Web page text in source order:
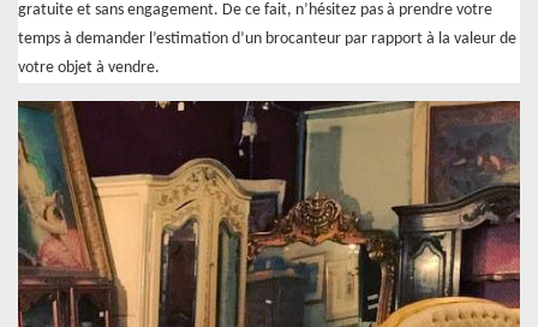
gratuite et sans engagement. De ce fait, n’hésitez pas à prendre votre
temps à demander l’estimation d’un brocanteur par rapport à la valeur de
votre objet à vendre.